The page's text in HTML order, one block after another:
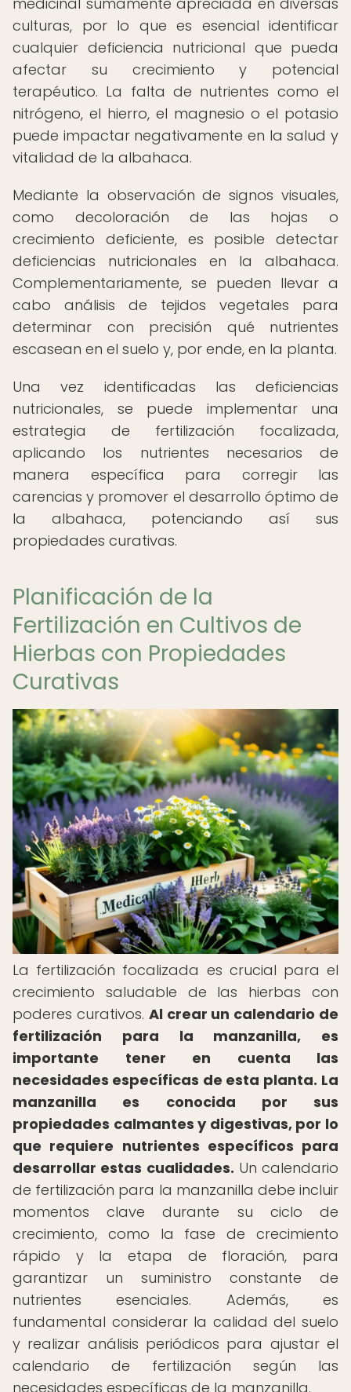
culturas, por lo que es esencial identificar
cualquier deficiencia nutricional que pueda
afectar su crecimiento y potencial
terapéutico. La falta de nutrientes como el
nitrógeno, el hierro, el magnesio o el potasio
puede impactar negativamente en la salud y
vitalidad de la albahaca.
Mediante la observación de signos visuales,
como decoloración de las hojas o
crecimiento deficiente, es posible detectar
deficiencias nutricionales en la albahaca.
Complementariamente, se pueden llevar a
cabo análisis de tejidos vegetales para
determinar con precisión qué nutrientes
escasean en el suelo y, por ende, en la planta.
Una vez identificadas las deficiencias
nutricionales, se puede implementar una
estrategia de fertilización focalizada,
aplicando los nutrientes necesarios de
manera específica para corregir las
carencias y promover el desarrollo óptimo de
la albahaca, potenciando así sus
propiedades curativas.
Planificación de la
Fertilización en Cultivos de
Hierbas con Propiedades
Curativas
La fertilización focalizada es crucial para el
crecimiento saludable de las hierbas con
poderes curativos. Al crear un calendario de
fertilización para la manzanilla, es
importante tener en cuenta las
necesidades específicas de esta planta. La
manzanilla es conocida por sus
propiedades calmantes y digestivas, por lo
que requiere nutrientes específicos para
desarrollar estas cualidades. Un calendario
de fertilización para la manzanilla debe incluir
momentos clave durante su ciclo de
crecimiento, como la fase de crecimiento
rápido y la etapa de floración, para
garantizar un suministro constante de
nutrientes esenciales. Además, es
fundamental considerar la calidad del suelo
y realizar análisis periódicos para ajustar el
calendario de fertilización según las
necesidades específicas de la manzanilla.